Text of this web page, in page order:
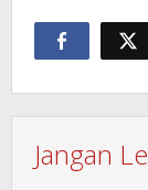
Jangan